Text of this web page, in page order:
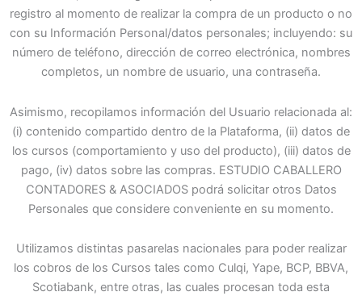
registro al momento de realizar la compra de un producto o no
con su Información Personal/datos personales; incluyendo: su
número de teléfono, dirección de correo electrónica, nombres
completos, un nombre de usuario, una contraseña.
Asimismo, recopilamos información del Usuario relacionada al:
(i) contenido compartido dentro de la Plataforma, (ii) datos de
los cursos (comportamiento y uso del producto), (iii) datos de
pago, (iv) datos sobre las compras. ESTUDIO CABALLERO
CONTADORES & ASOCIADOS podrá solicitar otros Datos
Personales que considere conveniente en su momento.
Utilizamos distintas pasarelas nacionales para poder realizar
los cobros de los Cursos tales como Culqi, Yape, BCP, BBVA,
Scotiabank, entre otras, las cuales procesan toda esta